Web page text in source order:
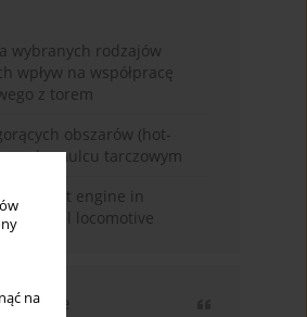
na
wybranych rodzajów
wpływ na współpracę
z torem
obszarów (hot-
hamulcu tarczowym
engine in
diesel locomotive